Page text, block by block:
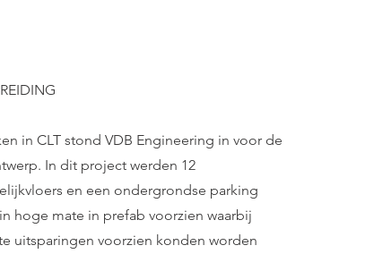
in CLT stond VDB Engineering in voor de
In dit project werden 12
en een ondergrondse parking
hoge mate in prefab voorzien waarbij
uitsparingen voorzien konden worden